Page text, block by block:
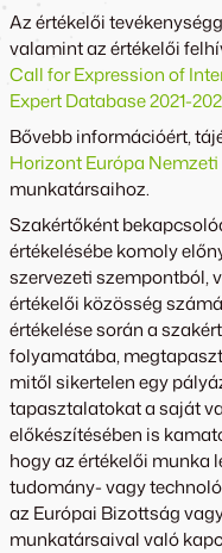
Az értékelői
valamint az értékelői
Call for Expression of
Expert Database 2021-
Bővebb információért,
Horizont Európa
munkatársaihoz.
Szakértőként
értékelésébe komoly
szervezeti szempontból,
értékelői közösség
értékelése során a
folyamatába,
mitől sikertelen egy
tapasztalatokat a saját
előkészítésében is
hogy az értékelői munka
tudomány- vagy
az Európai Bizottság
munkatársaival való